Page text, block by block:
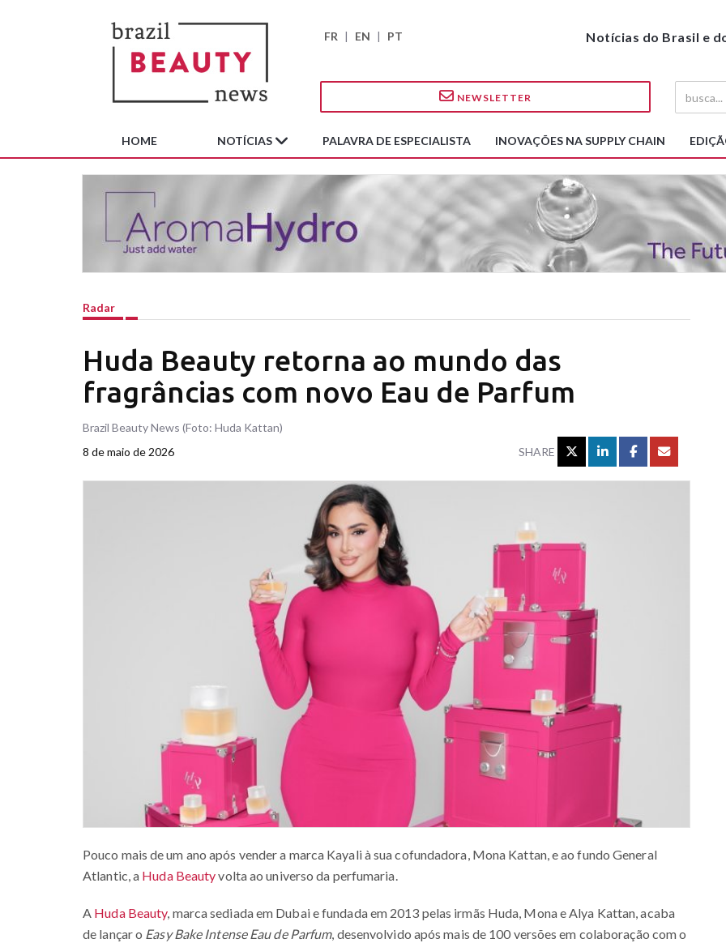
FR | EN | PT Notícias do Brasil e
NEWSLETTER
HOME NOTÍCIAS PALAVRA DE ESPECIALISTA INOVAÇÕES NA SUPPLY CHAIN
Radar
Huda Beauty retorna ao mundo das
fragrâncias com novo Eau de Parfum
Brazil Beauty News (Foto: Huda Kattan)
8 de maio de 2026
SHARE
Pouco mais de um ano após vender a marca Kayali à sua cofundadora, Mona Kattan, e ao fundo General
Atlantic, a Huda Beautyvolta ao universo da perfumaria.
A Huda Beauty, marca sediada em Dubai e fundada em 2013 pelas irmãs Huda, Mona e Alya Kattan, acaba
de lançar o Easy Bake Intense Eau de Parfum, desenvolvido após mais de 100 versões em colaboração com o